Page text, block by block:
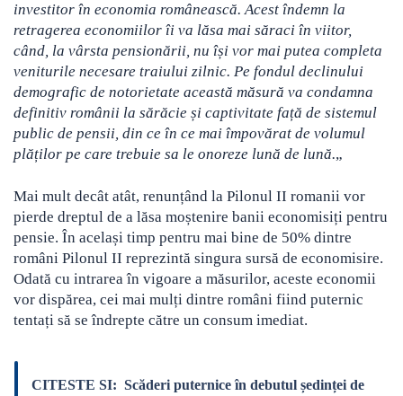
investitor în economia românească. Acest îndemn la
retragerea economiilor îi va lăsa mai săraci în viitor,
când, la vârsta pensionării, nu își vor mai putea completa
veniturile necesare traiului zilnic. Pe fondul declinului
demografic de notorietate această măsură va condamna
definitiv românii la sărăcie și captivitate față de sistemul
public de pensii, din ce în ce mai împovărat de volumul
plăților pe care trebuie sa le onoreze lună de lună.„
Mai mult decât atât, renunțând la Pilonul II romanii vor
pierde dreptul de a lăsa moștenire banii economisiți pentru
pensie. În același timp pentru mai bine de 50% dintre
români Pilonul II reprezintă singura sursă de economisire.
Odată cu intrarea în vigoare a măsurilor, aceste economii
vor dispărea, cei mai mulți dintre români fiind puternic
tentați să se îndrepte către un consum imediat.
CITESTE SI: Scăderi puternice în debutul ședinței de